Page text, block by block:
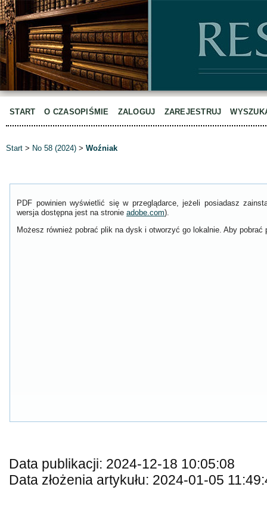
START O CZASOPIŚMIE ZALOGUJ ZAREJESTRUJ
Start > No 58 (2024) > Woźniak
PDF powinien wyświetlić się w przeglądarce, jeżeli posiadasz
wersja dostępna jest na stronie adobe.com).
Możesz również pobrać plik na dysk i otworzyć go lokalnie. Aby
Data publikacji: 2024-12-18 10:05:08
Data złożenia artykułu: 2024-01-05